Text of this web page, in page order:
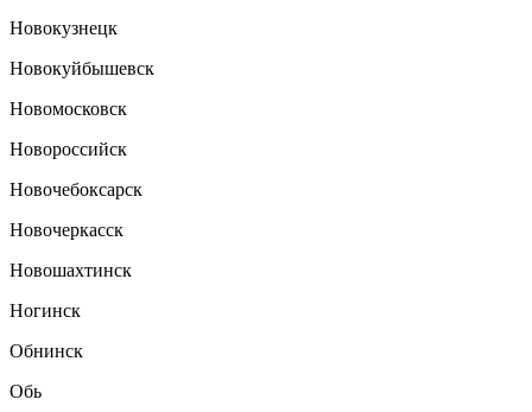
Новокузнецк
Новокуйбышевск
Новомосковск
Новороссийск
Новочебоксарск
Новочеркасск
Новошахтинск
Ногинск
Обнинск
Обь